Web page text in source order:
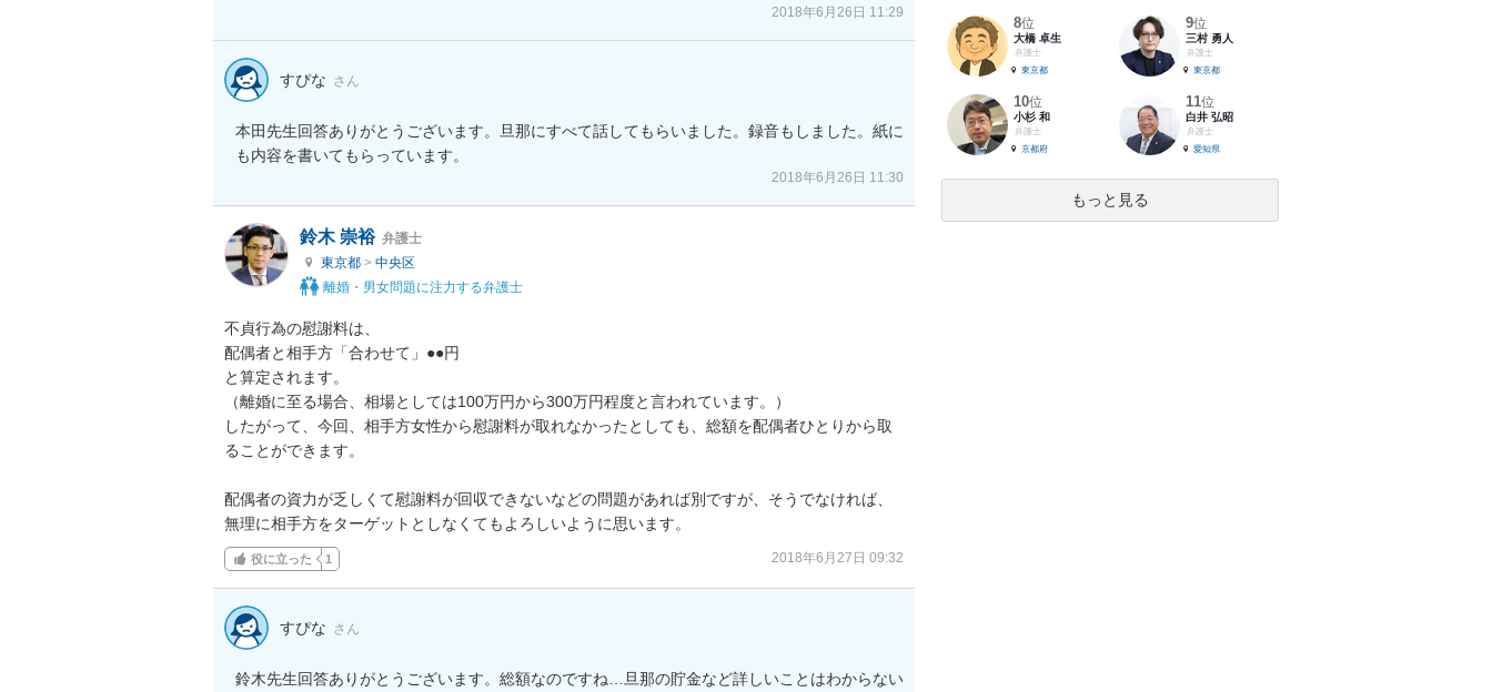
2018年6月26日 11:29
すぴな さん
本田先生回答ありがとうございます。旦那にすべて話してもらいました。録音もしました。紙に
も内容を書いてもらっています。
2018年6月26日 11:30
鈴木 崇裕 弁護士
東京都 > 中央区
離婚・男女問題に注力する弁護士
不貞行為の慰謝料は、
配偶者と相手方「合わせて」●●円
と算定されます。
（離婚に至る場合、相場としては100万円から300万円程度と言われています。）
したがって、今回、相手方女性から慰謝料が取れなかったとしても、総額を配偶者ひとりから取
ることができます。
配偶者の資力が乏しくて慰謝料が回収できないなどの問題があれば別ですが、そうでなければ、
無理に相手方をターゲットとしなくてもよろしいように思います。
役に立った 1 2018年6月27日 09:32
すぴな さん
鈴木先生回答ありがとうございます。総額なのですね…旦那の貯金など詳しいことはわからない
8位
大橋 卓生
弁護士
東京都
9位
三村 勇人
弁護士
東京都
10位
小杉 和
弁護士
京都府
11位
白井 弘昭
弁護士
愛知県
もっと見る